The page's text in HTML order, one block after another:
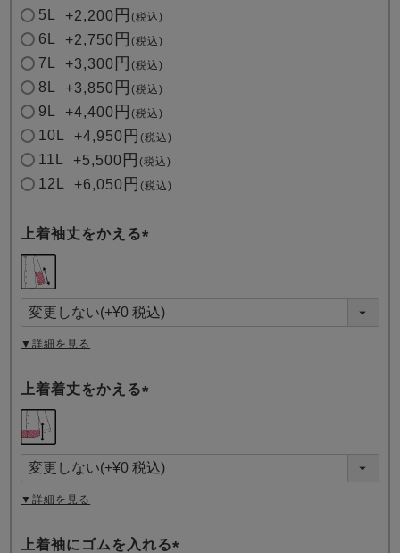
5L +2,200 税込
6L +2,750 税込
7L +3,300 税込
8L +3,850 税込
9L +4,400 税込
10L +4,950 税込
11L +5,500 税込
12L +6,050 税込
上着袖丈をかえる
須
)
▼詳細を見る
上着着丈をかえる
須
)
▼詳細を見る
上着袖にゴムを入れる